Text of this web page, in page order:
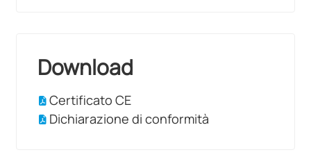
Download
Certificato CE
Dichiarazione di conformità